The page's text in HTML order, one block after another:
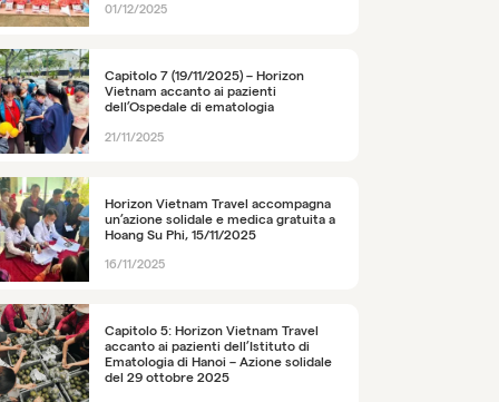
01/12/2025
Capitolo 7 (19/11/2025) – Horizon
Vietnam accanto ai pazienti
dell’Ospedale di ematologia
21/11/2025
Horizon Vietnam Travel accompagna
un’azione solidale e medica gratuita a
Hoang Su Phi, 15/11/2025
16/11/2025
Capitolo 5: Horizon Vietnam Travel
accanto ai pazienti dell’Istituto di
Ematologia di Hanoi – Azione solidale
del 29 ottobre 2025